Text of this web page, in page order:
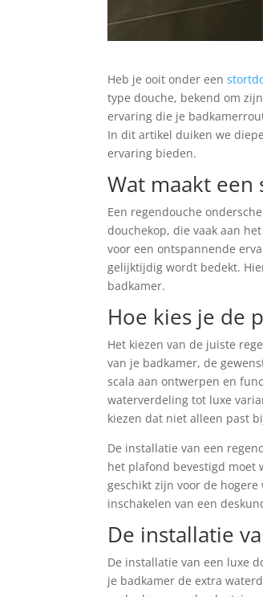
Heb je ooit onder een
type douche, bekend om
ervaring die je
In dit artikel duiken we
ervaring bieden.
Wat maakt een
Een regendouche
douchekop, die vaak aan
voor een ontspannende
gelijktijdig wordt bedekt.
badkamer.
Hoe kies je de
Het kiezen van de juiste
van je badkamer, de
scala aan ontwerpen en
waterverdeling tot luxe
kiezen dat niet alleen past
De installatie van een
het plafond bevestigd moet
geschikt zijn voor de
inschakelen van een
De installatie
De installatie van een luxe
je badkamer de extra